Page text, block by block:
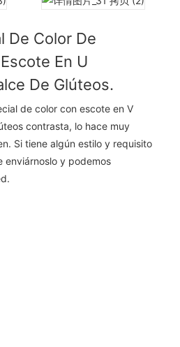
De Color De
En U
De Glúteos.
de color con escote en V
contrasta, lo hace muy
Si tiene algún estilo y requisito
enviárnoslo y podemos